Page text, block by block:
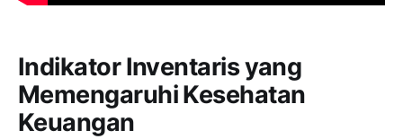
Indikator Inventaris yang
Memengaruhi Kesehatan
Keuangan